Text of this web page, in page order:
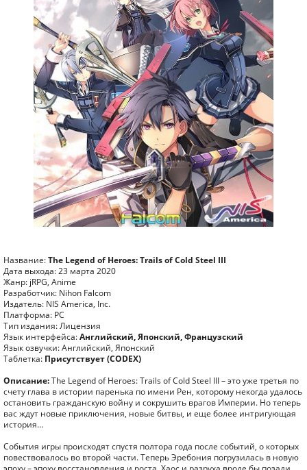
Название:The Legend of Heroes: Trails of Cold Steel III
Дата выхода: 23 марта 2020
Жанр: jRPG, Anime
Разработчик: Nihon Falcom
Издатель: NIS America, Inc.
Платформа: PC
Тип издания: Лицензия
Язык интерфейса:Английский, Японский, Французский
Язык озвучки: Английский, Японский
Таблетка: Присутствует (CODEX)
Описание:The Legend of Heroes: Trails of Cold Steel III – это уже третья по
счету глава в истории паренька по имени Рен, которому некогда удалось
остановить гражданскую войну и сокрушить врагов Империи. Но теперь
вас ждут новые приключения, новые битвы, и еще более интригующая
история…
События игры происходят спустя полтора года после событий, о которых
повествовалось во второй части. Теперь Эребония погрузилась в новую